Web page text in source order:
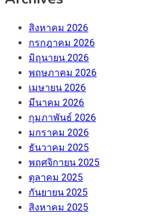
สิงหาคม 2026
กรกฎาคม 2026
มิถุนายน 2026
พฤษภาคม 2026
เมษายน 2026
มีนาคม 2026
กุมภาพันธ์ 2026
มกราคม 2026
ธันวาคม 2025
พฤศจิกายน 2025
ตุลาคม 2025
กันยายน 2025
สิงหาคม 2025